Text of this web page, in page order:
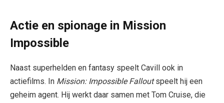
Actie en spionage in Mission
Impossible
Naast superhelden en fantasy speelt Cavill ook in
actiefilms. In Mission: Impossible Falloutspeelt hij een
geheim agent. Hij werkt daar samen met Tom Cruise, die